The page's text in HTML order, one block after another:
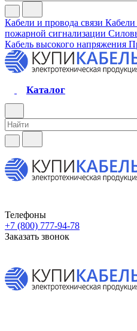
Кабели и провода связи Кабели
пожарной сигнализации
Кабель высокого напряжения
Каталог
Телефоны
+7 (800) 777-94-78
Заказать звонок